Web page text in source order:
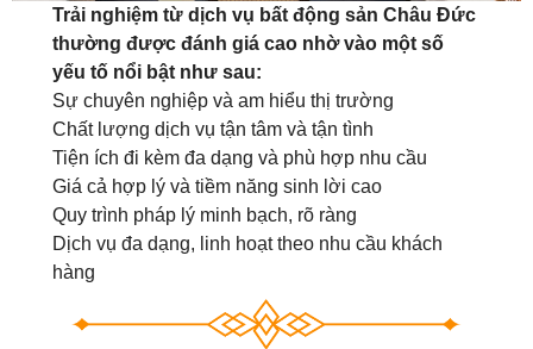
Trải nghiệm từ dịch vụ bất động sản Châu Đức
thường được đánh giá cao nhờ vào một số
yếu tố nổi bật như sau:
Sự chuyên nghiệp và am hiểu thị trường
Chất lượng dịch vụ tận tâm và tận tình
Tiện ích đi kèm đa dạng và phù hợp nhu cầu
Giá cả hợp lý và tiềm năng sinh lời cao
Quy trình pháp lý minh bạch, rõ ràng
Dịch vụ đa dạng, linh hoạt theo nhu cầu khách
hàng